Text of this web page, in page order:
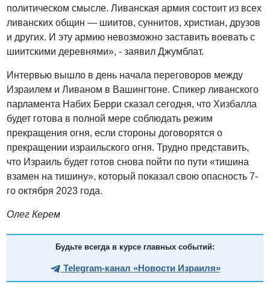
политическом смысле. Ливанская армия состоит из всех
ливанских общин — шиитов, суннитов, христиан, друзов
и других. И эту армию невозможно заставить воевать с
шиитскими деревнями», - заявил Джумблат.
Интервью вышло в день начала переговоров между
Израилем и Ливаном в Вашингтоне. Спикер ливанского
парламента Набих Берри сказал сегодня, что Хизбалла
будет готова в полной мере соблюдать режим
прекращения огня, если стороны договорятся о
прекращении израильского огня. Трудно представить,
что Израиль будет готов снова пойти по пути «тишина
взамен на тишину», который показал свою опасность 7-
го октября 2023 года.
Олег Керем
Будьте всегда в курсе главных событий:
Telegram-канал «Новости Израиля»